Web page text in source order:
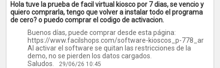
Hola tuve la prueba de facil virtual kiosco por 7 dias, se vencio y
quiero comprarla, tengo que volver a instalar todo el programa
de cero? o puedo comprar el codigo de activacion.
Buenos días, puede comprar desde esta página:
https://www.facilshops.com/software-kioscos_p-778_ar
Al activar el software se quitan las restricciones de la
demo, no se pierden los datos cargados.
Saludos.
29/06/26 10:45